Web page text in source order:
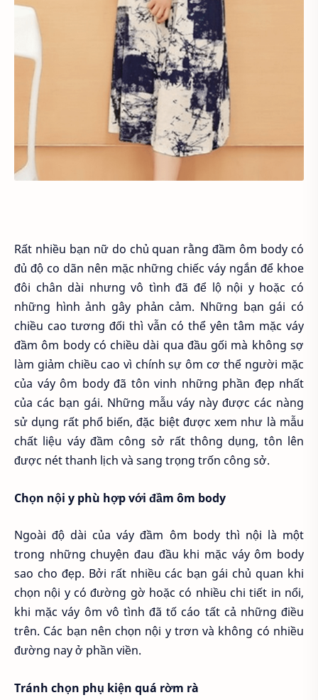
Rất nhiều bạn nữ do chủ quan rằng đầm ôm body có
đủ độ co dãn nên mặc những chiếc váy ngắn để khoe
đôi chân dài nhưng vô tình đã để lộ nội y hoặc có
những hình ảnh gây phản cảm. Những bạn gái có
chiều cao tương đối thì vẫn có thể yên tâm mặc váy
đầm ôm body có chiều dài qua đầu gối mà không sợ
làm giảm chiều cao vì chính sự ôm cơ thể người mặc
của váy ôm body đã tôn vinh những phần đẹp nhất
của các bạn gái. Những mẫu váy này được các nàng
sử dụng rất phổ biến, đặc biệt được xem như là mẫu
chất liệu váy đầm công sở rất thông dụng, tôn lên
được nét thanh lịch và sang trọng trốn công sở.
Chọn nội y phù hợp với đầm ôm body
Ngoài độ dài của váy đầm ôm body thì nội là một
trong những chuyện đau đầu khi mặc váy ôm body
sao cho đẹp. Bởi rất nhiều các bạn gái chủ quan khi
chọn nội y có đường gờ hoặc có nhiều chi tiết in nổi,
khi mặc váy ôm vô tình đã tố cáo tất cả những điều
trên. Các bạn nên chọn nội y trơn và không có nhiều
đường nay ở phần viền.
Tránh chọn phụ kiện quá rờm rà